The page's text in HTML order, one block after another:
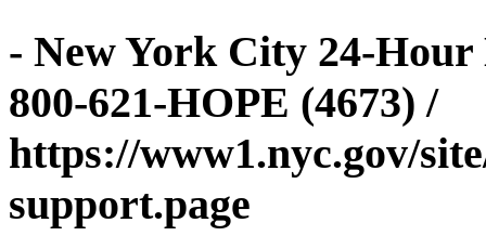
- New York City 24-
800-621-HOPE (4673) /
https://www1.nyc.gov/
support.page